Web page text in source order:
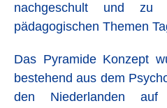
nachgeschult und zu
pädagogischen Themen
Das Pyramide Konzept
bestehend aus dem
den Niederlanden auf